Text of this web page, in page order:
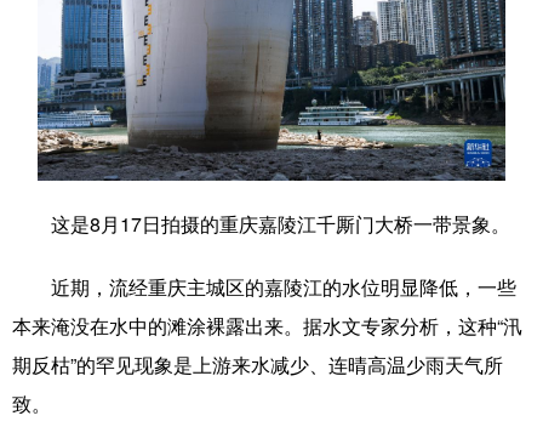
法律 金融 汽车
食品 人居 信息化 数字经济
学术中国 乡村振兴 银龄 溯源中国
文化产业
这是8月17日拍摄的重庆嘉陵江千厮门大桥一带景象。
近期，流经重庆主城区的嘉陵江的水位明显降低，一些
本来淹没在水中的滩涂裸露出来。据水文专家分析，这种“汛
期反枯”的罕见现象是上游来水减少、连晴高温少雨天气所
致。